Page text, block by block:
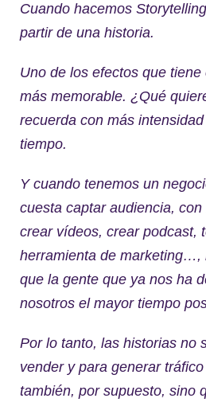
Cuando hacemos
partir de una historia.
Uno de los efectos que
más memorable. ¿Qué
recuerda con más
tiempo.
Y cuando tenemos un
cuesta captar audiencia,
crear vídeos, crear podcast,
herramienta de marketing…,
que la gente que ya nos ha
nosotros el mayor tiempo
Por lo tanto, las historias no
vender y para generar
también, por supuesto, sino